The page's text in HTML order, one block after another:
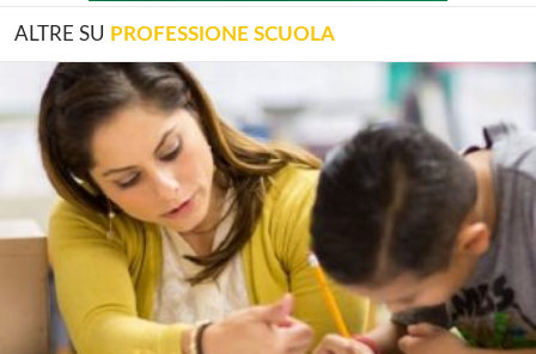
ALTRE SU PROFESSIONE SCUOLA